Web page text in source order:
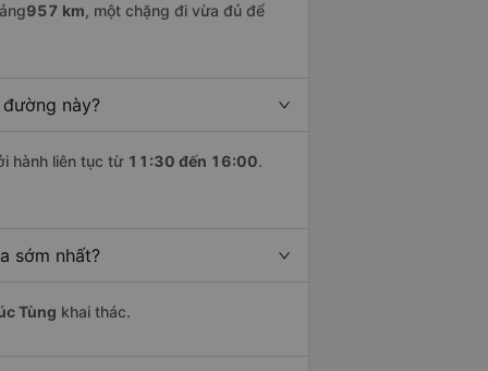
957 km, một chặng đi vừa đủ để
này?
hành liên tục từ 11:30 đến 16:00.
sớm nhất?
Tùng khai thác.